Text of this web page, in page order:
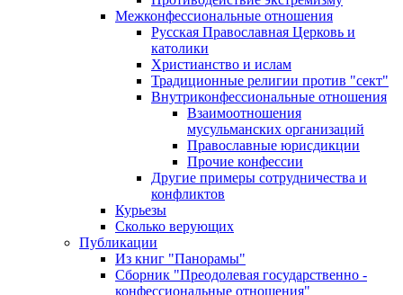
Межконфессиональные отношения
Русская Православная Церковь и
католики
Христианство и ислам
Традиционные религии против "сект"
Внутриконфессиональные отношения
Взаимоотношения
мусульманских организаций
Православные юрисдикции
Прочие конфессии
Другие примеры сотрудничества и
конфликтов
Курьезы
Сколько верующих
Публикации
Из книг "Панорамы"
Сборник "Преодолевая государственно -
конфессиональные отношения"